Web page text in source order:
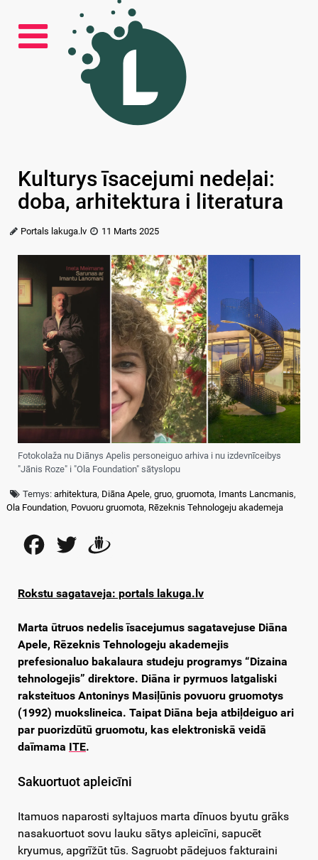
Kulturys īsacejumi nedeļai:
doba, arhitektura i literatura
Portals lakuga.lv 11 Marts 2025
Fotokolaža nu Diānys Apelis personeiguo arhiva i nu izdevnīceibys
"Jānis Roze" i "Ola Foundation" sātyslopu
Temys:arhitektura, Diāna Apele,gruo,gruomota, Imants Lancmanis,
Ola Foundation, Povuoru gruomota, Rēzeknis Tehnologeju akademeja
FacebookTwitter
Rokstu sagataveja: portals lakuga.lv
Marta ūtruos nedelis īsacejumus sagatavejuse Diāna
Apele, Rēzeknis Tehnologeju akademejis
prefesionaluo bakalaura studeju programys “Dizaina
tehnologejis” direktore. Diāna ir pyrmuos latgaliski
raksteituos Antoninys Masiļūnis povuoru gruomotys
(1992) muokslineica. Taipat Diāna beja atbiļdeiguo ari
par puorizdūtū gruomotu, kas elektroniskā veidā
daīmama ITE.
Sakuortuot apleicīni
Itamuos naparosti syltajuos marta dīnuos byutu grāks
nasakuortuot sovu lauku sātys apleicīni, sapucēt
kryumus, apgrīžūt tūs. Sagruobt pādejuos fakturaini